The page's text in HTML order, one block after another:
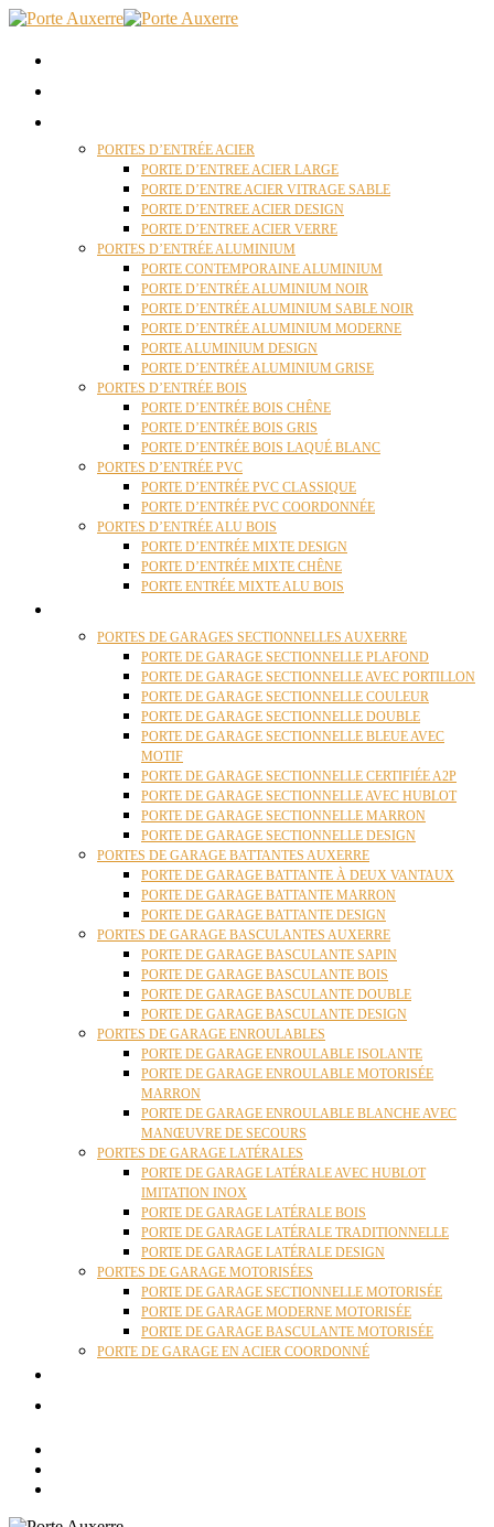
PORTES D’ENTRÉE ACIER
PORTE D’ENTREE ACIER LARGE
PORTE D’ENTRE ACIER VITRAGE SABLE
PORTE D’ENTREE ACIER DESIGN
PORTE D’ENTREE ACIER VERRE
PORTES D’ENTRÉE ALUMINIUM
PORTE CONTEMPORAINE ALUMINIUM
PORTE D’ENTRÉE ALUMINIUM NOIR
PORTE D’ENTRÉE ALUMINIUM SABLE NOIR
PORTE D’ENTRÉE ALUMINIUM MODERNE
PORTE ALUMINIUM DESIGN
PORTE D’ENTRÉE ALUMINIUM GRISE
PORTES D’ENTRÉE BOIS
PORTE D’ENTRÉE BOIS CHÊNE
PORTE D’ENTRÉE BOIS GRIS
PORTE D’ENTRÉE BOIS LAQUÉ BLANC
PORTES D’ENTRÉE PVC
PORTE D’ENTRÉE PVC CLASSIQUE
PORTE D’ENTRÉE PVC COORDONNÉE
PORTES D’ENTRÉE ALU BOIS
PORTE D’ENTRÉE MIXTE DESIGN
PORTE D’ENTRÉE MIXTE CHÊNE
PORTE ENTRÉE MIXTE ALU BOIS
PORTES DE GARAGES SECTIONNELLES AUXERRE
PORTE DE GARAGE SECTIONNELLE PLAFOND
PORTE DE GARAGE SECTIONNELLE AVEC PORTILLON
PORTE DE GARAGE SECTIONNELLE COULEUR
PORTE DE GARAGE SECTIONNELLE DOUBLE
PORTE DE GARAGE SECTIONNELLE BLEUE AVEC
MOTIF
PORTE DE GARAGE SECTIONNELLE CERTIFIÉE A2P
PORTE DE GARAGE SECTIONNELLE AVEC HUBLOT
PORTE DE GARAGE SECTIONNELLE MARRON
PORTE DE GARAGE SECTIONNELLE DESIGN
PORTES DE GARAGE BATTANTES AUXERRE
PORTE DE GARAGE BATTANTE À DEUX VANTAUX
PORTE DE GARAGE BATTANTE MARRON
PORTE DE GARAGE BATTANTE DESIGN
PORTES DE GARAGE BASCULANTES AUXERRE
PORTE DE GARAGE BASCULANTE SAPIN
PORTE DE GARAGE BASCULANTE BOIS
PORTE DE GARAGE BASCULANTE DOUBLE
PORTE DE GARAGE BASCULANTE DESIGN
PORTES DE GARAGE ENROULABLES
PORTE DE GARAGE ENROULABLE ISOLANTE
PORTE DE GARAGE ENROULABLE MOTORISÉE
MARRON
PORTE DE GARAGE ENROULABLE BLANCHE AVEC
MANŒUVRE DE SECOURS
PORTES DE GARAGE LATÉRALES
PORTE DE GARAGE LATÉRALE AVEC HUBLOT
IMITATION INOX
PORTE DE GARAGE LATÉRALE BOIS
PORTE DE GARAGE LATÉRALE TRADITIONNELLE
PORTE DE GARAGE LATÉRALE DESIGN
PORTES DE GARAGE MOTORISÉES
PORTE DE GARAGE SECTIONNELLE MOTORISÉE
PORTE DE GARAGE MODERNE MOTORISÉE
PORTE DE GARAGE BASCULANTE MOTORISÉE
PORTE DE GARAGE EN ACIER COORDONNÉ